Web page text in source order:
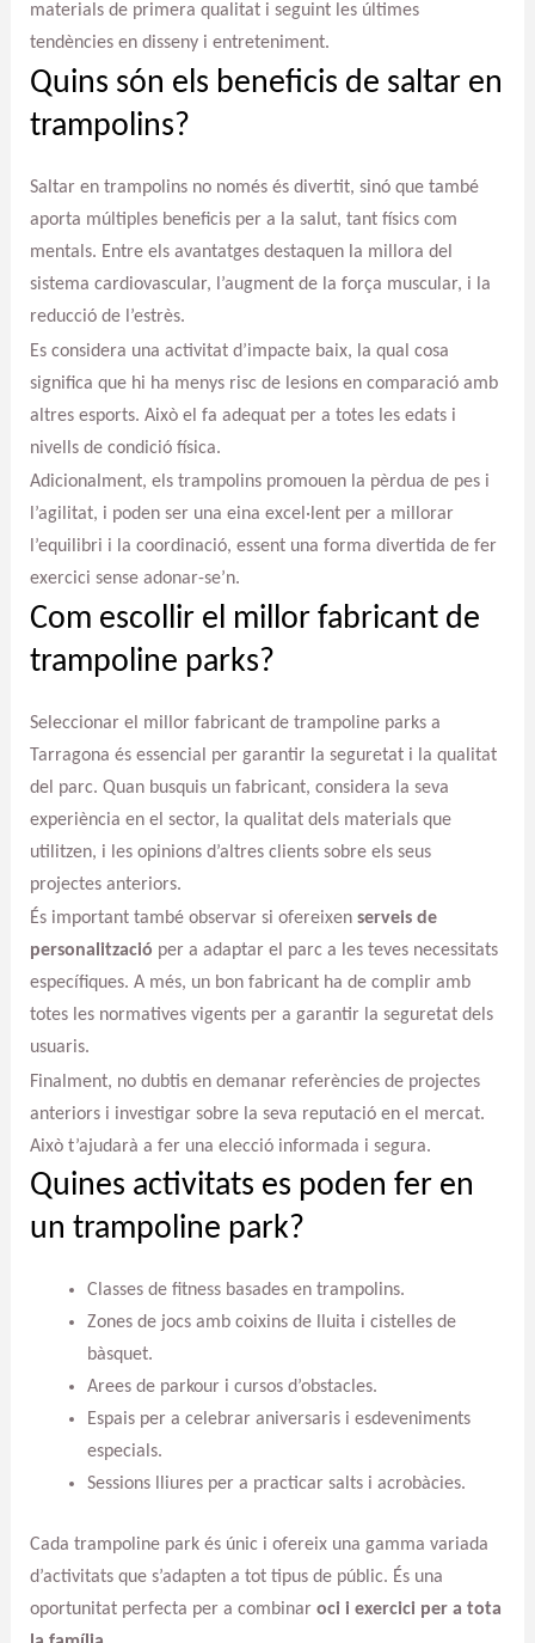
materials de primera qualitat i seguint les últimes
tendències en disseny i entreteniment.
Quins són els beneficis de saltar en
trampolins?
Saltar en trampolins no només és divertit, sinó que també
aporta múltiples beneficis per a la salut, tant físics com
mentals. Entre els avantatges destaquen la millora del
sistema cardiovascular, l’augment de la força muscular, i la
reducció de l’estrès.
Es considera una activitat d’impacte baix, la qual cosa
significa que hi ha menys risc de lesions en comparació amb
altres esports. Això el fa adequat per a totes les edats i
nivells de condició física.
Adicionalment, els trampolins promouen la pèrdua de pes i
l’agilitat, i poden ser una eina excel·lent per a millorar
l’equilibri i la coordinació, essent una forma divertida de fer
exercici sense adonar-se’n.
Com escollir el millor fabricant de
trampoline parks?
Seleccionar el millor fabricant de trampoline parks a
Tarragona és essencial per garantir la seguretat i la qualitat
del parc. Quan busquis un fabricant, considera la seva
experiència en el sector, la qualitat dels materials que
utilitzen, i les opinions d’altres clients sobre els seus
projectes anteriors.
És important també observar si ofereixen serveis de
personalització per a adaptar el parc a les teves necessitats
específiques. A més, un bon fabricant ha de complir amb
totes les normatives vigents per a garantir la seguretat dels
usuaris.
Finalment, no dubtis en demanar referències de projectes
anteriors i investigar sobre la seva reputació en el mercat.
Això t’ajudarà a fer una elecció informada i segura.
Quines activitats es poden fer en
un trampoline park?
Classes de fitness basades en trampolins.
Zones de jocs amb coixins de lluita i cistelles de
bàsquet.
Arees de parkour i cursos d’obstacles.
Espais per a celebrar aniversaris i esdeveniments
especials.
Sessions lliures per a practicar salts i acrobàcies.
Cada trampoline park és únic i ofereix una gamma variada
d’activitats que s’adapten a tot tipus de públic. És una
oportunitat perfecta per a combinar oci i exercici per a tota